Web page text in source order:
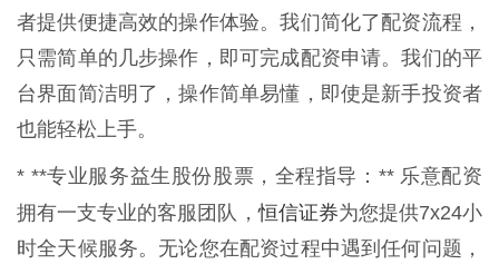
者提供便捷高效的操作体验。我们简化了配资流程，
只需简单的几步操作，即可完成配资申请。我们的平
台界面简洁明了，操作简单易懂，即使是新手投资者
也能轻松上手。
* **专业服务益生股份股票，全程指导：** 乐意配资
拥有一支专业的客服团队，恒信证券为您提供7x24小
时全天候服务。无论您在配资过程中遇到任何问题，